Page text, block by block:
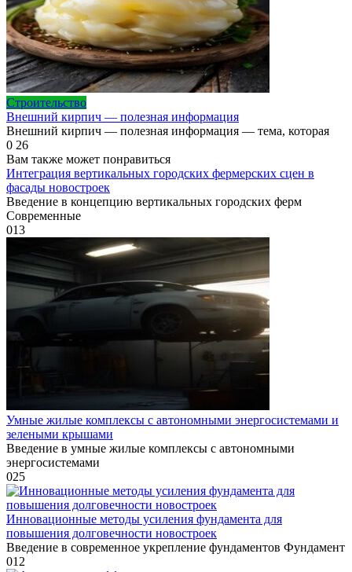
Строительство
Внешний кирпич — полезная информация
Внешний кирпич — полезная информация — тема, которая
0 26
Вам также может понравиться
Интеграция вертикальных городских фермерских сцен в
фасады новостроек
Введение в концепцию вертикальных городских ферм
Современные
013
Умные жилые комплексы с автономными энергосистемами и
зелеными крышами
Введение в умные жилые комплексы с автономными
энергосистемами
025
Инновационные методы усиления фундаментa для
повышения долговечности новостроек
Введение в современное укрепление фундаментов Фундамент
012